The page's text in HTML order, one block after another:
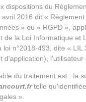
dispositions du
avril 2016 dit «
» ou « RGPD »,
de la Loi Informatique et
loi n°2018-493, dite « LIL
d'application), l'utilisateur
du traitement est : la
telle
».